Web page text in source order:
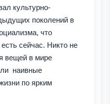
культурно-
поколений в
что
сейчас. Никто не
вещей в мире
наивные
по ярким